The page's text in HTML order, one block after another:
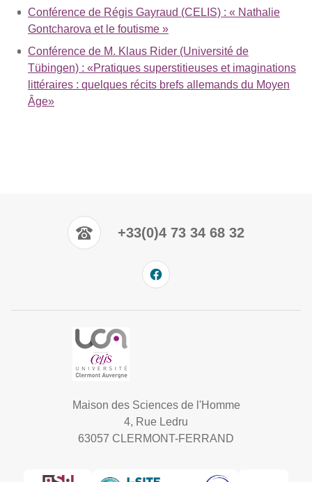
Conférence de Régis Gayraud (CELIS) : « Nathalie
Gontcharova et le foutisme »
Conférence de M. Klaus Rider (Université de
Tübingen) : «Pratiques superstitieuses et imaginations
littéraires : quelques récits brefs allemands du Moyen
Âge»
+33(0)4 73 34 68 32
Maison des Sciences de l'Homme
4, Rue Ledru
63057 CLERMONT-FERRAND